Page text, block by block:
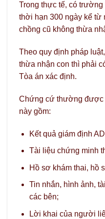
Trong thực tế, có
thời hạn 300 ngày kể
chồng cũ không thừa
Theo quy định pháp
thừa nhận con thì phải
Tòa án xác định.
Chứng cứ thường được
này gồm:
Kết quả giám định
Tài liệu chứng minh
Hồ sơ khám thai, hồ
Tin nhắn, hình ảnh,
các bên;
Lời khai của người